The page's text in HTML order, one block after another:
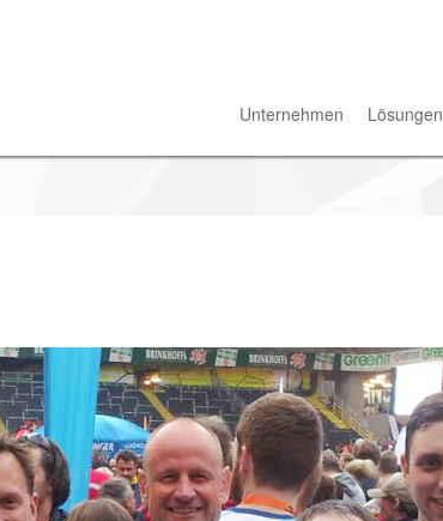
Unternehmen Lösungen